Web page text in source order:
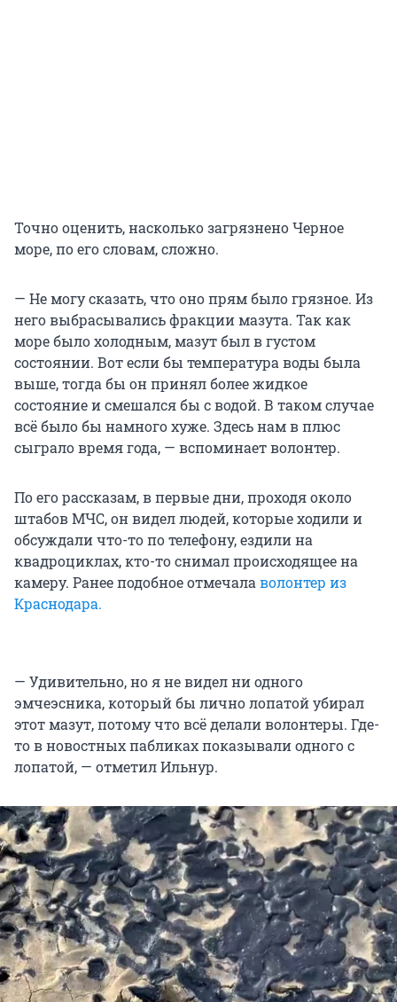
Точно оценить, насколько загрязнено Черное
море, по его словам, сложно.
— Не могу сказать, что оно прям было грязное. Из
него выбрасывались фракции мазута. Так как
море было холодным, мазут был в густом
состоянии. Вот если бы температура воды была
выше, тогда бы он принял более жидкое
состояние и смешался бы с водой. В таком случае
всё было бы намного хуже. Здесь нам в плюс
сыграло время года, — вспоминает волонтер.
По его рассказам, в первые дни, проходя около
штабов МЧС, он видел людей, которые ходили и
обсуждали что-то по телефону, ездили на
квадроциклах, кто-то снимал происходящее на
камеру. Ранее подобное отмечалаволонтер из
Краснодара.
— Удивительно, но я не видел ни одного
эмчеэсника, который бы лично лопатой убирал
этот мазут, потому что всё делали волонтеры. Где-
то в новостных пабликах показывали одного с
лопатой, — отметил Ильнур.